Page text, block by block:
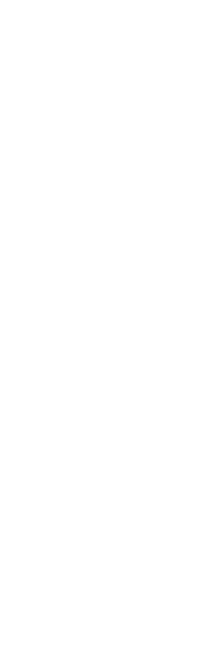
Uno de los
una operación
en la noche del
martes 3 de
Los otros tres
vaya dando el
Estas cuatro
embarcación
narcotráfico
fallecido uno de